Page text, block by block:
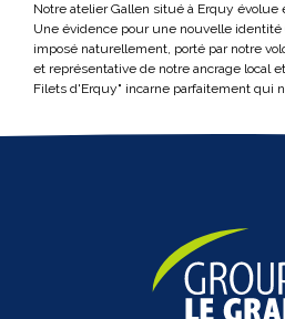
Notre atelier Gallen situé à Erquy évolue
Une évidence pour une nouvelle
imposé naturellement, porté par notre
et représentative de notre ancrage local
Filets d'Erquy" incarne parfaitement qui